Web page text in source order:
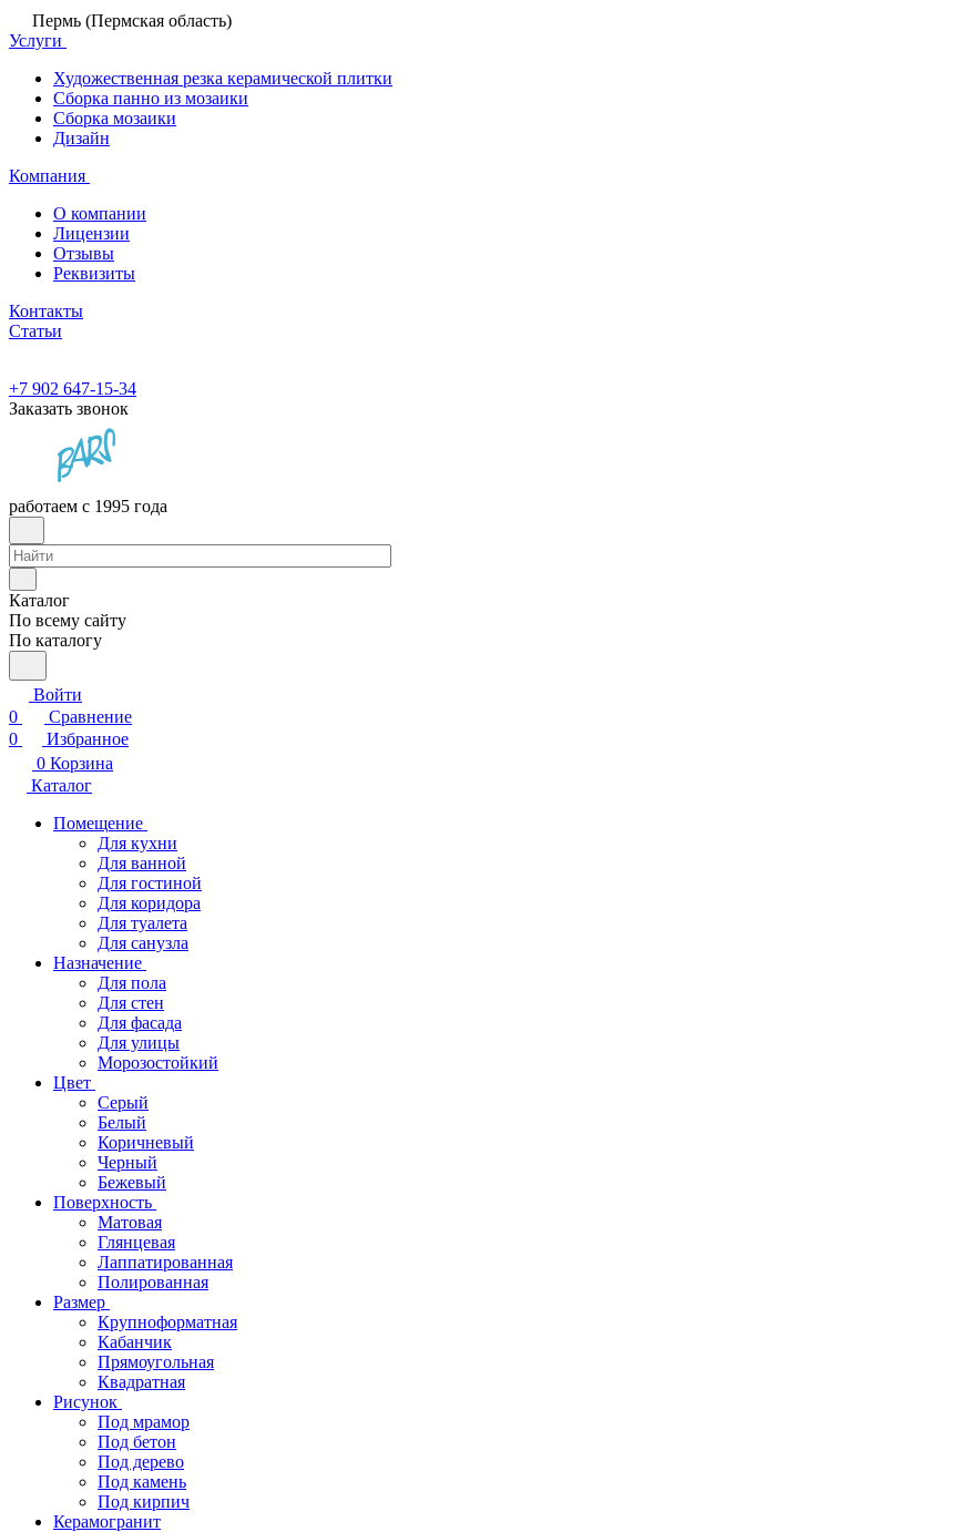
Пермь (Пермская область)
Услуги
Художественная резка керамической плитки
Сборка панно из мозаики
Сборка мозаики
Дизайн
Компания
О компании
Лицензии
Отзывы
Реквизиты
Контакты
Статьи
+7 902 647-15-34
Заказать звонок
работаем с 1995 года
Каталог
По всему сайту
По каталогу
Войти
0
Сравнение
0
Избранное
0 Корзина
Каталог
Помещение
Для кухни
Для ванной
Для гостиной
Для коридора
Для туалета
Для санузла
Назначение
Для пола
Для стен
Для фасада
Для улицы
Морозостойкий
Цвет
Серый
Белый
Коричневый
Черный
Бежевый
Поверхность
Матовая
Глянцевая
Лаппатированная
Полированная
Размер
Крупноформатная
Кабанчик
Прямоугольная
Квадратная
Рисунок
Под мрамор
Под бетон
Под дерево
Под камень
Под кирпич
Керамогранит